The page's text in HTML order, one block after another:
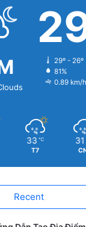
29º - 26º
81%
0.89 km/h
33 ℃
T7
31
Recent